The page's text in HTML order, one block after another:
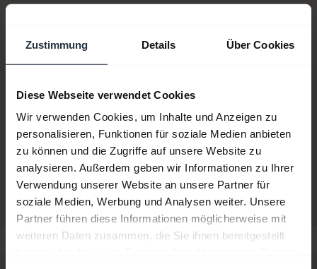
Zustimmung Details Über Cookies
Diese Webseite verwendet Cookies
Wir verwenden Cookies, um Inhalte und Anzeigen zu
personalisieren, Funktionen für soziale Medien anbieten
zu können und die Zugriffe auf unsere Website zu
analysieren. Außerdem geben wir Informationen zu Ihrer
Verwendung unserer Website an unsere Partner für
soziale Medien, Werbung und Analysen weiter. Unsere
Partner führen diese Informationen möglicherweise mit
weiteren Daten zusammen, die Sie ihnen bereitgestellt
Modellnummer(n): Proset
Produktunterlagen
Jetzt kaufen